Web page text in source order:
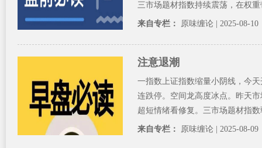
三市场题材指数持续震荡，在权
来自专栏： 原味缠论 | 2025-08-10
注意退潮
一指数上证指数缩量小阴线，今
连跌停。空间龙高度冰点。昨天
超短情绪看修复。三市场题材指
来自专栏： 原味缠论 | 2025-08-09